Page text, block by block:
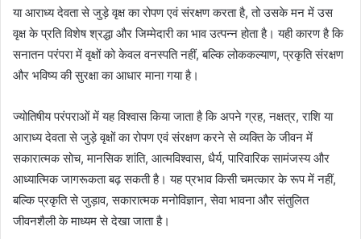
या आराध्य देवता से जुड़े वृक्ष का रोपण एवं संरक्षण करता है, तो उसके मन में उस
वृक्ष के प्रति विशेष श्रद्धा और जिम्मेदारी का भाव उत्पन्न होता है। यही कारण है कि
सनातन परंपरा में वृक्षों को केवल वनस्पति नहीं, बल्कि लोककल्याण, प्रकृति संरक्षण
और भविष्य की सुरक्षा का आधार माना गया है।
ज्योतिषीय परंपराओं में यह विश्वास किया जाता है कि अपने ग्रह, नक्षत्र, राशि या
आराध्य देवता से जुड़े वृक्षों का रोपण एवं संरक्षण करने से व्यक्ति के जीवन में
सकारात्मक सोच, मानसिक शांति, आत्मविश्वास, धैर्य, पारिवारिक सामंजस्य और
आध्यात्मिक जागरूकता बढ़ सकती है। यह प्रभाव किसी चमत्कार के रूप में नहीं,
बल्कि प्रकृति से जुड़ाव, सकारात्मक मनोविज्ञान, सेवा भावना और संतुलित
जीवनशैली के माध्यम से देखा जाता है।